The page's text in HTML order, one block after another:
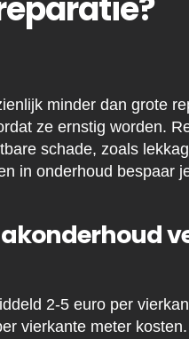
minder dan grote
ze ernstig worden.
schade, zoals
in onderhoud bespaar
2-5 euro per
vierkante meter